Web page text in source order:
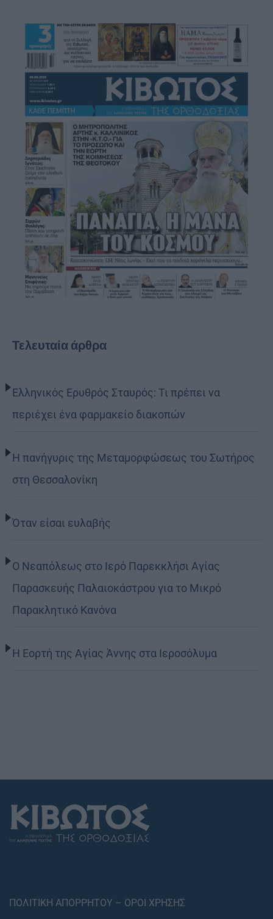
Τελευταία άρθρα
Ελληνικός Ερυθρός Σταυρός: Τι πρέπει να
περιέχει ένα φαρμακείο διακοπών
Η πανήγυρις της Μεταμορφώσεως του Σωτήρος
στη Θεσσαλονίκη
Όταν είσαι ευλαβής
Ο Νεαπόλεως στο Ιερό Παρεκκλήσι Αγίας
Παρασκευής Παλαιοκάστρου για το Μικρό
Παρακλητικό Κανόνα
Η Εορτή της Αγίας Άννης στα Ιεροσόλυμα
ΠΟΛΙΤΙΚΗ ΑΠΟΡΡΗΤΟΥ – ΟΡΟΙ ΧΡΗΣΗΣ